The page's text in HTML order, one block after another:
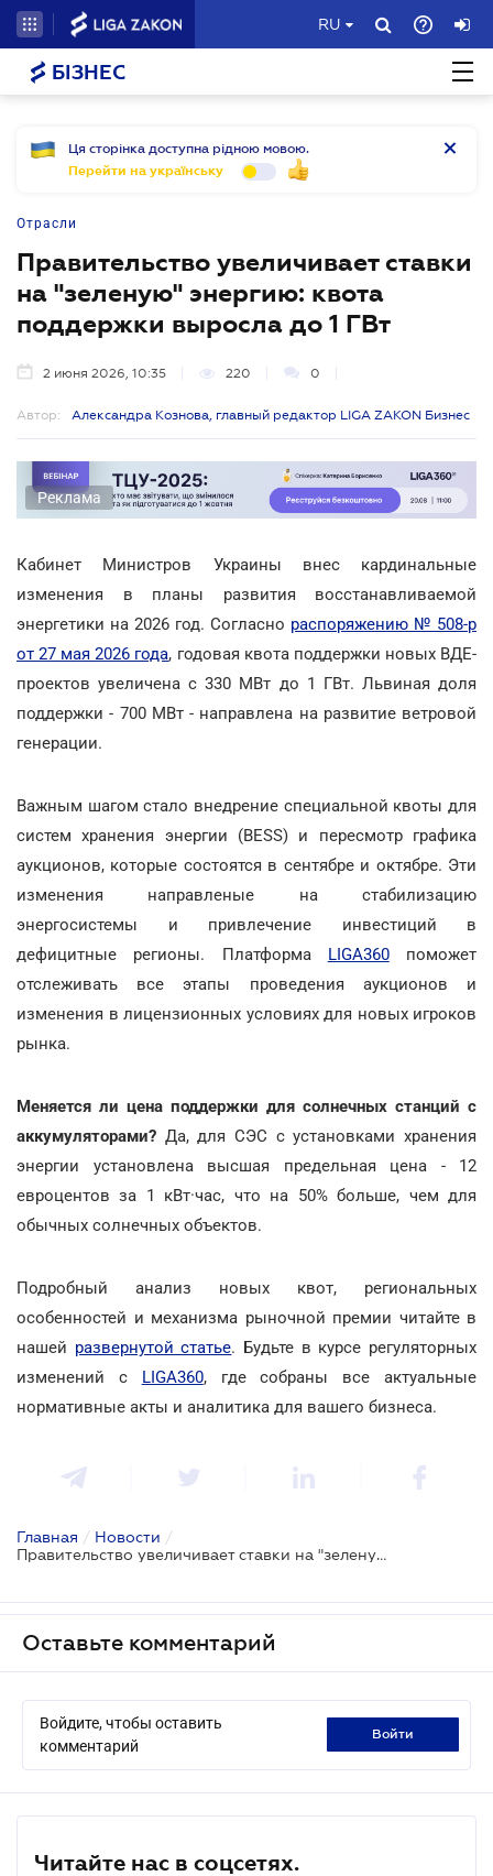
RU
БІЗНЕС
Ця сторінка доступна рідною мовою.
Перейти на українську
Отрасли
Правительство увеличивает ставки
на "зеленую" энергию: квота
поддержки выросла до 1 ГВт
2 июня 2026, 10:35 220 0
Автор: Александра Кознова, главный редактор LIGA ZAKON Бизнес
Реклама
Кабинет Министров Украины внес кардинальные
изменения в планы развития восстанавливаемой
энергетики на 2026 год. Согласно распоряжению № 508-р
от 27 мая 2026 года, годовая квота поддержки новых ВДЕ-
проектов увеличена с 330 МВт до 1 ГВт. Львиная доля
поддержки - 700 МВт - направлена на развитие ветровой
генерации.
Важным шагом стало внедрение специальной квоты для
систем хранения энергии (BESS) и пересмотр графика
аукционов, которые состоятся в сентябре и октябре. Эти
изменения направленые на стабилизацию
энергосистемы и привлечение инвестиций в
дефицитные регионы. Платформа LIGA360поможет
отслеживать все этапы проведения аукционов и
изменения в лицензионных условиях для новых игроков
рынка.
Меняется ли цена поддержки для солнечных станций с
аккумуляторами? Да, для СЭС с установками хранения
энергии установлена высшая предельная цена - 12
евроцентов за 1 кВт·час, что на 50% больше, чем для
обычных солнечных объектов.
Подробный анализ новых квот, региональных
особенностей и механизма рыночной премии читайте в
нашей развернутой статье. Будьте в курсе регуляторных
изменений с LIGA360, где собраны все актуальные
нормативные акты и аналитика для вашего бизнеса.
Главная / Новости /
Правительство увеличивает ставки на "зеленую" энергию: квота поддержки выросла до 1 ГВт
Оставьте комментарий
Войдите, чтобы оставить
комментарий
войти
Читайте нас в соцсетях.